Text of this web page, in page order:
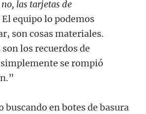
no, las tarjetas de
El equipo lo podemos
son cosas materiales.
son los recuerdos de
se rompió
buscando en botes de basura